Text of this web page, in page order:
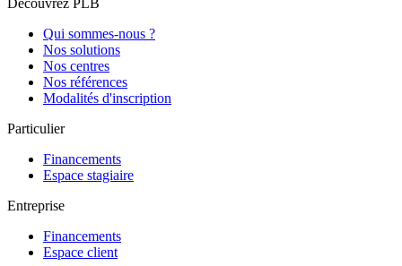
Qui sommes-nous ?
Nos solutions
Nos centres
Nos références
Modalités d'inscription
Particulier
Financements
Espace stagiaire
Entreprise
Financements
Espace client